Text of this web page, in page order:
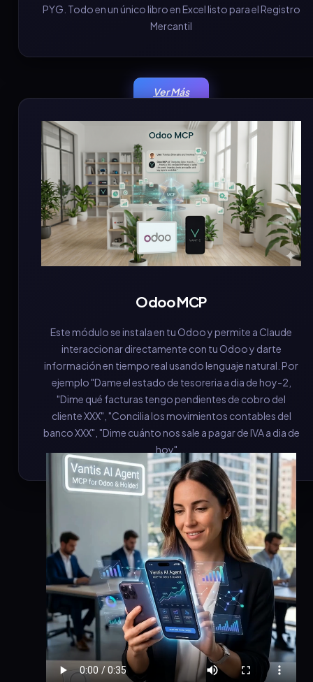
PYG. Todo en un único libro en Excel listo para el Registro
Mercantil
Ver Más
Odoo MCP
Este módulo se instala en tu Odoo y permite a Claude
interaccionar directamente con tu Odoo y darte
información en tiempo real usando lenguaje natural. Por
ejemplo "Dame el estado de tesoreria a dia de hoy-2,
"Dime qué facturas tengo pendientes de cobro del
cliente XXX", "Concilia los movimientos contables del
banco XXX", "Dime cuánto nos sale a pagar de IVA a dia de
hoy" ...